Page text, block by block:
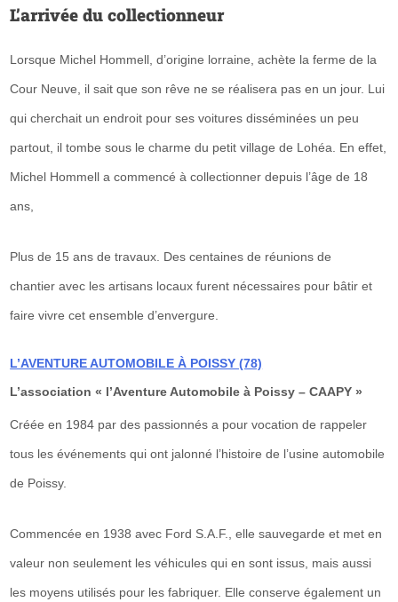
L’arrivée du collectionneur
Lorsque Michel Hommell, d’origine lorraine, achète la ferme de la
Cour Neuve , il sait que son rêve ne se réalisera pas en un jour. Lui
qui cherchait un endroit pour ses voitures disséminées un peu
partout, iltombe sous le charme du petit village de Lohéa. En effet,
Michel Hommell a commencé à collectionner depuis l’âge de 18
ans,
Plus de 15 ans de travaux. Des centaines de réunions de
chantier avec les artisans locaux furent nécessaires pour bâtir et
faire vivre cet ensemble d’envergure.
L’AVENTURE AUTOMOBILE À POISSY (78)
L’association« l’Aventure Automobile à Poissy – CAAPY »
Créée en 1984 par des passionnés a pour vocation de rappeler
tous lesévénements qui ont jalonné l’histoire de l’usine automobile
de Poissy.
Commencée en 1938 avec Ford S.A.F., elle sauvegarde et met en
valeur non seulement les véhicules qui en sont issus, mais aussi
les moyens utilisés pour les fabriquer. Elle conserve également un